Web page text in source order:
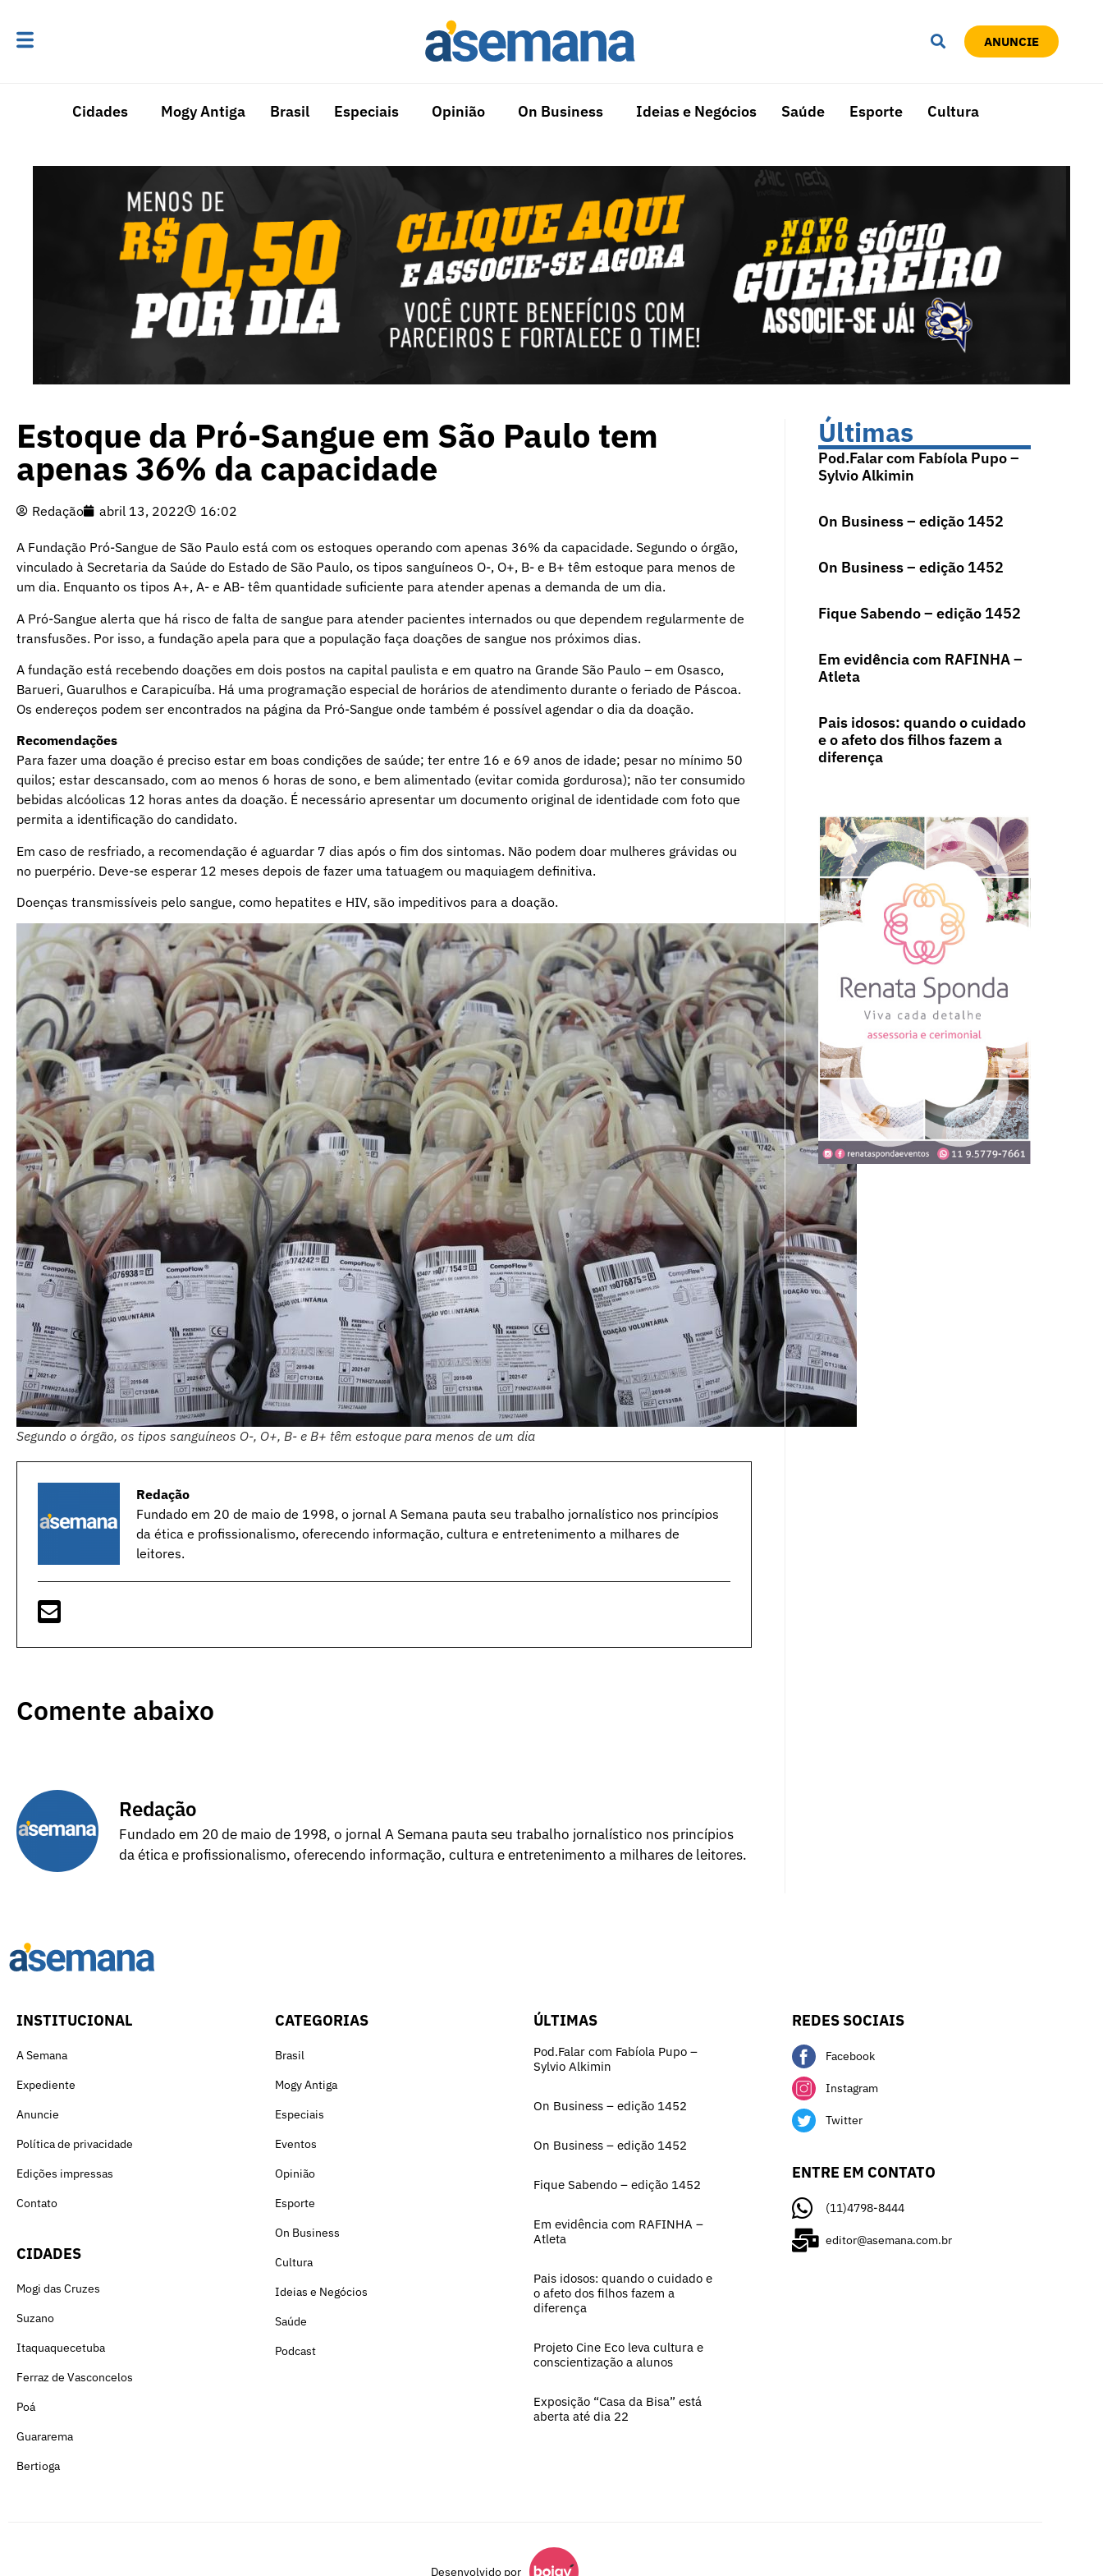
ANUNCIE
Cidades Mogy Antiga Brasil Especiais Opinião On Business Ideias e Negócios Saúde Esporte Cultura
Estoque da Pró-Sangue em São Paulo tem
apenas 36% da capacidade
Redação abril 13, 2022 16:02
A Fundação Pró-Sangue de São Paulo está com os estoques operando com apenas 36% da capacidade. Segundo o órgão,
vinculado à Secretaria da Saúde do Estado de São Paulo, os tipos sanguíneos O-, O+, B- e B+ têm estoque para menos de
um dia. Enquanto os tipos A+, A- e AB- têm quantidade suficiente para atender apenas a demanda de um dia.
A Pró-Sangue alerta que há risco de falta de sangue para atender pacientes internados ou que dependem regularmente de
transfusões. Por isso, a fundação apela para que a população faça doações de sangue nos próximos dias.
A fundação está recebendo doações em dois postos na capital paulista e em quatro na Grande São Paulo – em Osasco,
Barueri, Guarulhos e Carapicuíba. Há uma programação especial de horários de atendimento durante o feriado de Páscoa.
Os endereços podem ser encontrados na página da Pró-Sangue onde também é possível agendar o dia da doação.
Recomendações
Para fazer uma doação é preciso estar em boas condições de saúde; ter entre 16 e 69 anos de idade; pesar no mínimo 50
quilos; estar descansado, com ao menos 6 horas de sono, e bem alimentado (evitar comida gordurosa); não ter consumido
bebidas alcóolicas 12 horas antes da doação. É necessário apresentar um documento original de identidade com foto que
permita a identificação do candidato.
Em caso de resfriado, a recomendação é aguardar 7 dias após o fim dos sintomas. Não podem doar mulheres grávidas ou
no puerpério. Deve-se esperar 12 meses depois de fazer uma tatuagem ou maquiagem definitiva.
Doenças transmissíveis pelo sangue, como hepatites e HIV, são impeditivos para a doação.
Segundo o órgão, os tipos sanguíneos O-, O+, B- e B+ têm estoque para menos de um dia
Redação
Fundado em 20 de maio de 1998, o jornal A Semana pauta seu trabalho jornalístico nos princípios
da ética e profissionalismo, oferecendo informação, cultura e entretenimento a milhares de
leitores.
Comente abaixo
Redação
Fundado em 20 de maio de 1998, o jornal A Semana pauta seu trabalho jornalístico nos princípios
da ética e profissionalismo, oferecendo informação, cultura e entretenimento a milhares de leitores.
Últimas
Pod.Falar com Fabíola Pupo –
Sylvio Alkimin
On Business – edição 1452
On Business – edição 1452
Fique Sabendo – edição 1452
Em evidência com RAFINHA –
Atleta
Pais idosos: quando o cuidado
e o afeto dos filhos fazem a
diferença
INSTITUCIONAL
A Semana
Expediente
Anuncie
Política de privacidade
Edições impressas
Contato
CIDADES
Mogi das Cruzes
Suzano
Itaquaquecetuba
Ferraz de Vasconcelos
Poá
Guararema
Bertioga
CATEGORIAS
Brasil
Mogy Antiga
Especiais
Eventos
Opinião
Esporte
On Business
Cultura
Ideias e Negócios
Saúde
Podcast
ÚLTIMAS
Pod.Falar com Fabíola Pupo –
Sylvio Alkimin
On Business – edição 1452
On Business – edição 1452
Fique Sabendo – edição 1452
Em evidência com RAFINHA –
Atleta
Pais idosos: quando o cuidado e
o afeto dos filhos fazem a
diferença
Projeto Cine Eco leva cultura e
conscientização a alunos
Exposição “Casa da Bisa” está
aberta até dia 22
REDES SOCIAIS
Facebook
Instagram
Twitter
ENTRE EM CONTATO
(11)4798-8444
editor@asemana.com.br
Desenvolvido por